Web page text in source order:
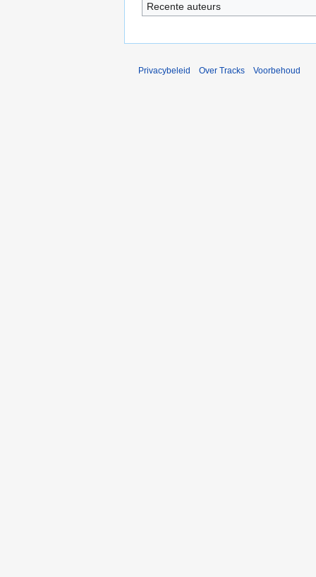
Recente auteurs
Privacybeleid Over Tracks Voorbehoud